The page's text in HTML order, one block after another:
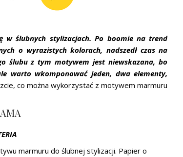
w ślubnych stylizacjach. Po boomie na trend
o wyrazistych kolorach, nadszedł czas na
ślubu z tym motywem jest niewskazana, bo
warto wkomponować jeden, dwa elementy,
co można wykorzystać z motywem marmuru
marmuru do ślubnej stylizacji. Papier o